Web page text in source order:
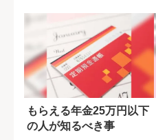
もらえる年金25万円以下
の人が知るべき事